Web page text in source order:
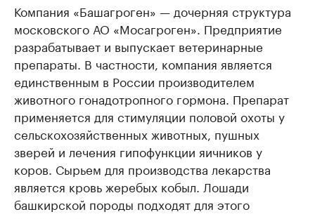
Компания «Башагроген» — дочерняя структура
московского АО «Мосагроген». Предприятие
разрабатывает и выпускает ветеринарные
препараты. В частности, компания является
единственным в России производителем
животного гонадотропного гормона. Препарат
применяется для стимуляции половой охоты у
сельскохозяйственных животных, пушных
зверей и лечения гипофункции яичников у
коров. Сырьем для производства лекарства
является кровь жеребых кобыл. Лошади
башкирской породы подходят для этого